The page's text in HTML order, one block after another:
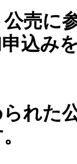
売に
込み
れた